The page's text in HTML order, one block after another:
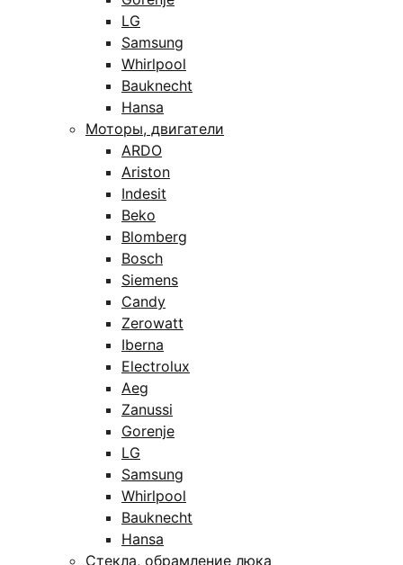
LG
Samsung
Whirlpool
Bauknecht
Hansa
Моторы, двигатели
ARDO
Ariston
Indesit
Beko
Blomberg
Bosch
Siemens
Candy
Zerowatt
Iberna
Electrolux
Aeg
Zanussi
Gorenje
LG
Samsung
Whirlpool
Bauknecht
Hansa
Стекла, обрамление люка